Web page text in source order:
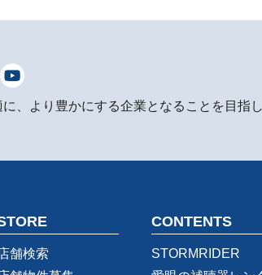
、より豊かにする企業となることを目指
舗検索
CONTENTS
STORMRIDER